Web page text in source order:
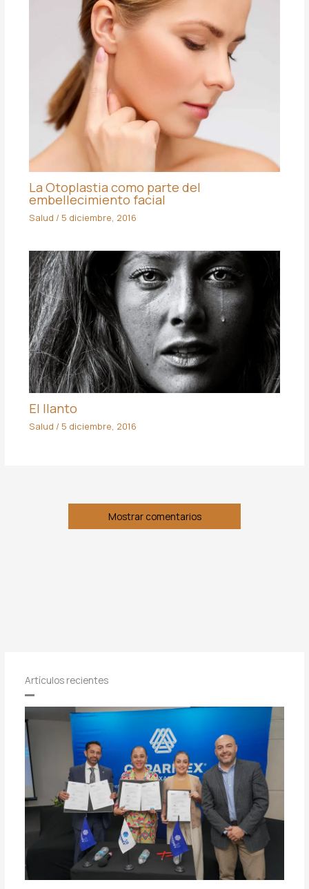
La Otoplastia como parte del
embellecimiento facial
Salud / 5 diciembre, 2016
El llanto
Salud / 5 diciembre, 2016
Mostrar comentarios
Artículos recientes